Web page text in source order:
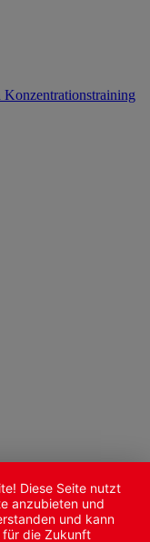
Diese Seite nutzt
anzubieten und
und kann
für die Zukunft